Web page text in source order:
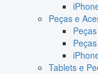
Peças e
Tablets e